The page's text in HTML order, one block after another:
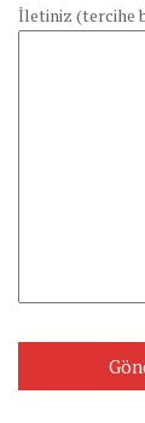
İletiniz (tercihe